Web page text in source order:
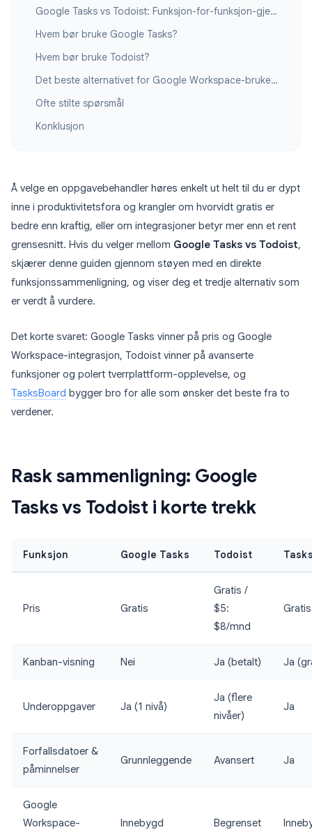
Google Tasks vs Todoist: Funksjon-for-funksjon-gjennomgang
Hvem bør bruke Google Tasks?
Hvem bør bruke Todoist?
Det beste alternativet for Google Workspace-brukere: Google Tasks + TasksBoard
Ofte stilte spørsmål
Konklusjon
Å velge en oppgavebehandler høres enkelt ut helt til du er dypt
inne i produktivitetsfora og krangler om hvorvidt gratis er
bedre enn kraftig, eller om integrasjoner betyr mer enn et rent
grensesnitt. Hvis du velger mellom Google Tasks vs Todoist,
skjærer denne guiden gjennom støyen med en direkte
funksjonssammenligning, og viser deg et tredje alternativ som
er verdt å vurdere.
Det korte svaret: Google Tasks vinner på pris og Google
Workspace-integrasjon, Todoist vinner på avanserte
funksjoner og polert tverrplattform-opplevelse, og
TasksBoard bygger bro for alle som ønsker det beste fra to
verdener.
Rask sammenligning: Google
Tasks vs Todoist i korte trekk
Funksjon Google Tasks Todoist
Pris Gratis
Gratis /
$5:
$8/mnd
Kanban-visning Nei Ja (betalt) Ja
Underoppgaver Ja (1 nivå)
Ja (flere
nivåer)
Ja
Forfallsdatoer &
påminnelser
Grunnleggende Avansert Ja
Google
Workspace-
Innebygd Begrenset